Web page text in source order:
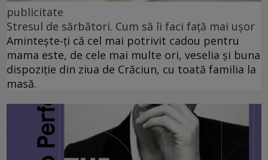
publicitate
Stresul de sărbători. Cum să îi faci față mai ușor
Amintește-ți că cel mai potrivit cadou pentru
mama este, de cele mai multe ori, veselia și buna
dispoziție din ziua de Crăciun, cu toată familia la
masă.